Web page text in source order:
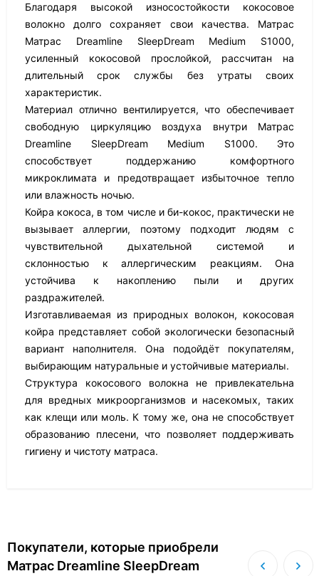
Благодаря высокой износостойкости кокосовое
волокно долго сохраняет свои качества. Матрас
Матрас Dreamline SleepDream Medium S1000,
усиленный кокосовой прослойкой, рассчитан на
длительный срок службы без утраты своих
характеристик.
Материал отлично вентилируется, что обеспечивает
свободную циркуляцию воздуха внутри Матрас
Dreamline SleepDream Medium S1000. Это
способствует поддержанию комфортного
микроклимата и предотвращает избыточное тепло
или влажность ночью.
Койра кокоса, в том числе и би-кокос, практически не
вызывает аллергии, поэтому подходит людям с
чувствительной дыхательной системой и
склонностью к аллергическим реакциям. Она
устойчива к накоплению пыли и других
раздражителей.
Изготавливаемая из природных волокон, кокосовая
койра представляет собой экологически безопасный
вариант наполнителя. Она подойдёт покупателям,
выбирающим натуральные и устойчивые материалы.
Структура кокосового волокна не привлекательна
для вредных микроорганизмов и насекомых, таких
как клещи или моль. К тому же, она не способствует
образованию плесени, что позволяет поддерживать
гигиену и чистоту матраса.
Покупатели, которые приобрели
Матрас Dreamline SleepDream